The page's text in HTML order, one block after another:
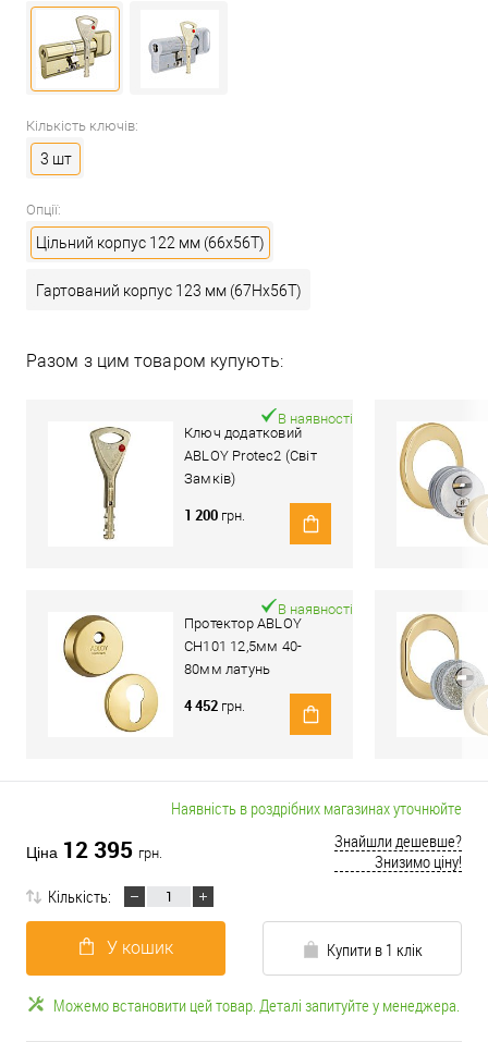
Кількість ключів:
3 шт
Опції:
Цільний корпус 122 мм (66x56T)
Гартований корпус 123 мм (67Hx56T)
Разом з цим товаром купують:
Ключ додатковий
ABLOY Protec2 (Світ
Замків)
В наявності
1 200 грн.
Протектор ABLOY
CH101 12,5мм 40-
80мм латунь
В наявності
4 452 грн.
Наявність в роздрібних магазинах уточнюйте
Ціна 12 395 грн.
Знайшли дешевше?
Знизимо ціну!
Кількість:
У кошик Купити в 1 клік
Можемо встановити цей товар. Деталі запитуйте у менеджера.